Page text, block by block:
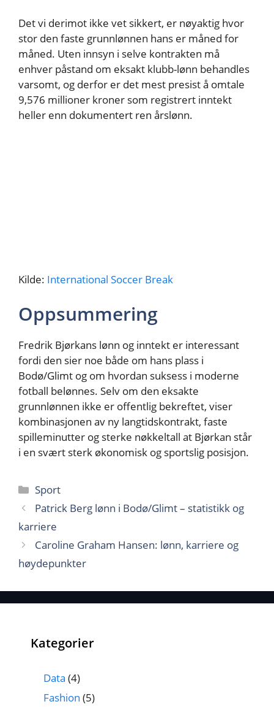
Det vi derimot ikke vet sikkert, er nøyaktig hvor
stor den faste grunnlønnen hans er måned for
måned. Uten innsyn i selve kontrakten må
enhver påstand om eksakt klubb-lønn behandles
varsomt, og derfor er det mest presist å omtale
9,576 millioner kroner som registrert inntekt
heller enn dokumentert ren årslønn.
Kilde: International Soccer Break
Oppsummering
Fredrik Bjørkans lønn og inntekt er interessant
fordi den sier noe både om hans plass i
Bodø/Glimt og om hvordan suksess i moderne
fotball belønnes. Selv om den eksakte
grunnlønnen ikke er offentlig bekreftet, viser
kombinasjonen av ny langtidskontrakt, faste
spilleminutter og sterke nøkkeltall at Bjørkan står
i en svært sterk økonomisk og sportslig posisjon.
Kategorier
Sport
Patrick Berg lønn i Bodø/Glimt – statistikk og
karriere
Caroline Graham Hansen: lønn, karriere og
høydepunkter
Kategorier
Data (4)
Fashion (5)